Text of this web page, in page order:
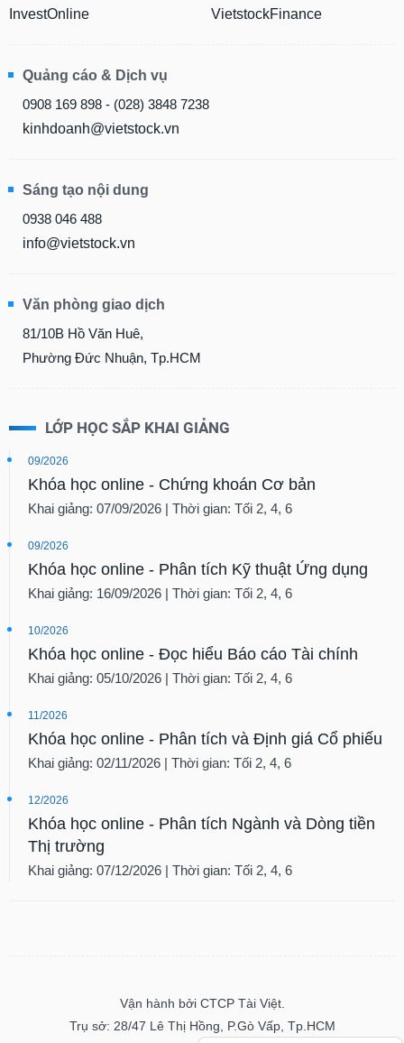
InvestOnline
VietstockFinance
Quảng cáo & Dịch vụ
0908 169 898 - (028) 3848 7238
kinhdoanh@vietstock.vn
Sáng tạo nội dung
0938 046 488
info@vietstock.vn
Văn phòng giao dịch
81/10B Hồ Văn Huê,
Phường Đức Nhuận, Tp.HCM
LỚP HỌC SẮP KHAI GIẢNG
09/2026
Khóa học online - Chứng khoán Cơ bản
Khai giảng: 07/09/2026 | Thời gian: Tối 2, 4, 6
09/2026
Khóa học online - Phân tích Kỹ thuật Ứng dụng
Khai giảng: 16/09/2026 | Thời gian: Tối 2, 4, 6
10/2026
Khóa học online - Đọc hiểu Báo cáo Tài chính
Khai giảng: 05/10/2026 | Thời gian: Tối 2, 4, 6
11/2026
Khóa học online - Phân tích và Định giá Cổ phiếu
Khai giảng: 02/11/2026 | Thời gian: Tối 2, 4, 6
12/2026
Khóa học online - Phân tích Ngành và Dòng tiền
Thị trường
Khai giảng: 07/12/2026 | Thời gian: Tối 2, 4, 6
Vận hành bởi CTCP Tài Việt.
Trụ sở: 28/47 Lê Thị Hồng, P.Gò Vấp, Tp.HCM